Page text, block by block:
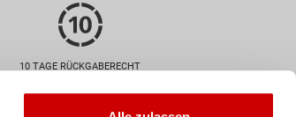
10 TAGE RÜCKGABERECHT